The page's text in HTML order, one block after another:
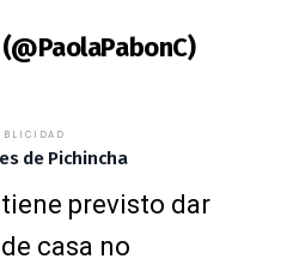
de Pichincha
previsto dar
casa no